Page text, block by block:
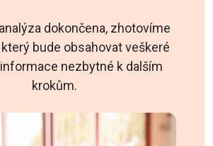
dokončena, zhotovíme
bude obsahovat veškeré
nezbytné k dalším
krokům.